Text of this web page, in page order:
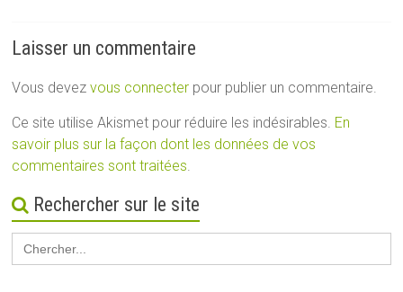
Laisser un commentaire
Vous devezvous connecter pour publier un commentaire.
Ce site utilise Akismet pour réduire les indésirables. En
savoir plus sur la façon dont les données de vos
commentaires sont traitées
Rechercher sur le site
Search
for: